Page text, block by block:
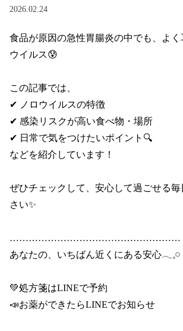
2026.02.24
食品が原因の急性胃腸炎の中でも、よく
ウイルス😰
この記事では、
✔ ノロウイルスの特徴
✔ 感染リスクが高い食べ物・場所
✔ 日常で気をつけたいポイント🔍
などを紹介しています！
ぜひチェックして、安心して過ごせる
さい✨
………………………………………………
あなたの、いちばん近くにある安心𓂃𓈒𓏸
💚処方箋はLINEで予約
📣お薬ができたらLINEでお知らせ